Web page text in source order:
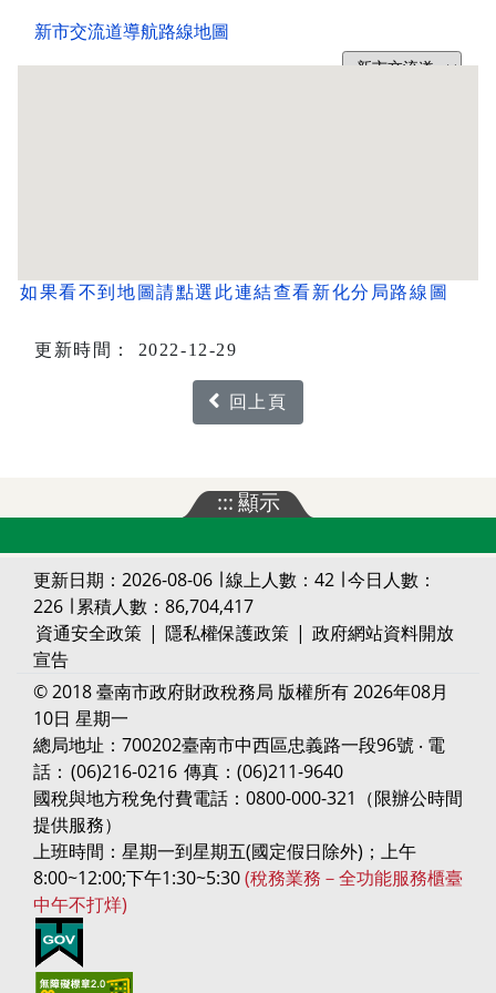
如果看不到地圖請點選此連結查看新化分局路線圖
更新時間： 2022-12-29
回上頁
:::顯示
更新日期：2026-08-06 ∣ 線上人數：42 ∣ 今日人數：
226 ∣ 累積人數：86,704,417
資通安全政策 | 隱私權保護政策 | 政府網站資料開放
宣告
© 2018 臺南市政府財政稅務局 版權所有 2026年08月
10日 星期一
總局地址：700202臺南市中西區忠義路一段96號 ‧ 電
話： (06)216-0216 傳真：(06)211-9640
國稅與地方稅免付費電話：0800-000-321（限辦公時間
提供服務）
上班時間：星期一到星期五(國定假日除外)；上午
8:00~12:00;下午1:30~5:30(稅務業務－全功能服務櫃臺
中午不打烊)